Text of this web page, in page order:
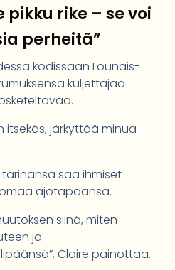
pikku rike – se voi
perheitä”
kodissaan Lounais-
kuljettajaa
itsekäs, järkyttää minua
saa ihmiset
ajotapaansa.
siinä, miten
ja
Claire painottaa.